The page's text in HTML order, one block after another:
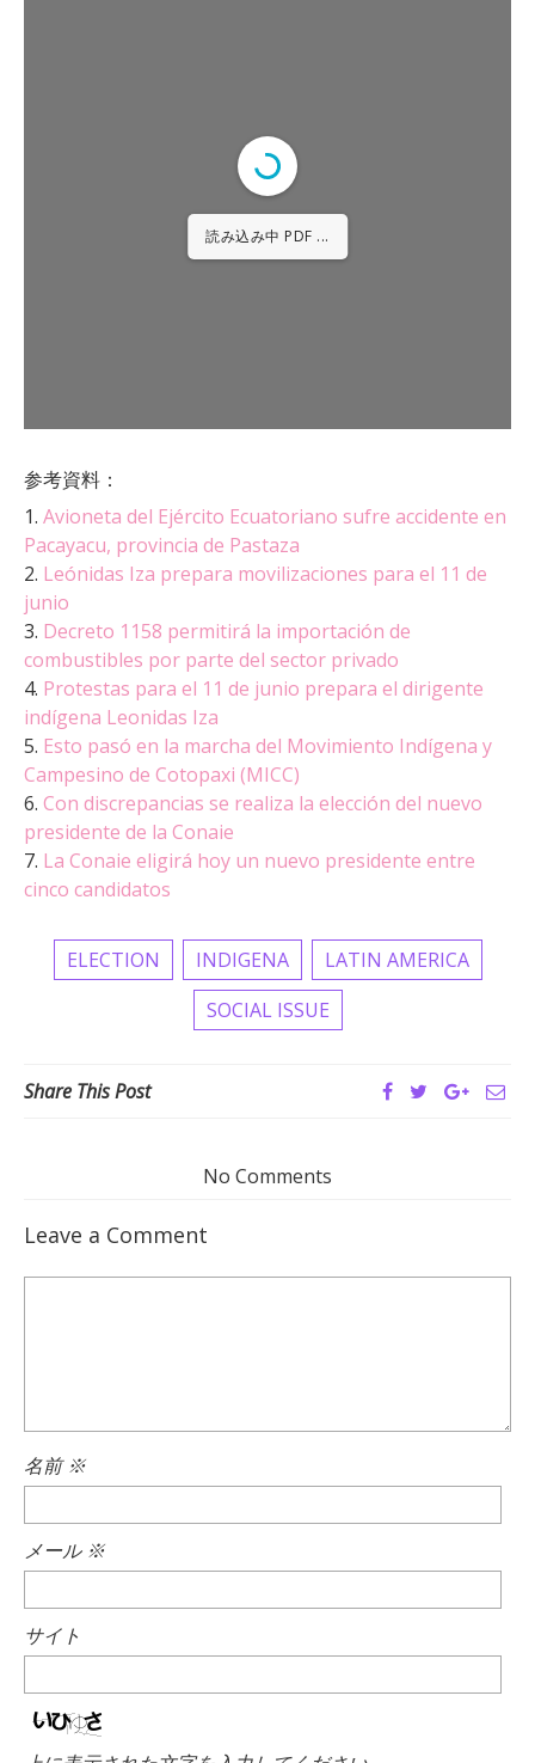
読み込み中 PDF 63% ...
参考資料：
1. Avioneta del Ejército Ecuatoriano sufre accidente en
Pacayacu, provincia de Pastaza
2. Leónidas Iza prepara movilizaciones para el 11 de
junio
3. Decreto 1158 permitirá la importación de
combustibles por parte del sector privado
4. Protestas para el 11 de junio prepara el dirigente
indígena Leonidas Iza
5. Esto pasó en la marcha del Movimiento Indígena y
Campesino de Cotopaxi (MICC)
6. Con discrepancias se realiza la elección del nuevo
presidente de la Conaie
7. La Conaie eligirá hoy un nuevo presidente entre
cinco candidatos
ELECTION INDIGENA
LATIN AMERICA
SOCIAL ISSUE
Share This Post
No Comments
Leave a Comment
名前※
メール ※
サイト